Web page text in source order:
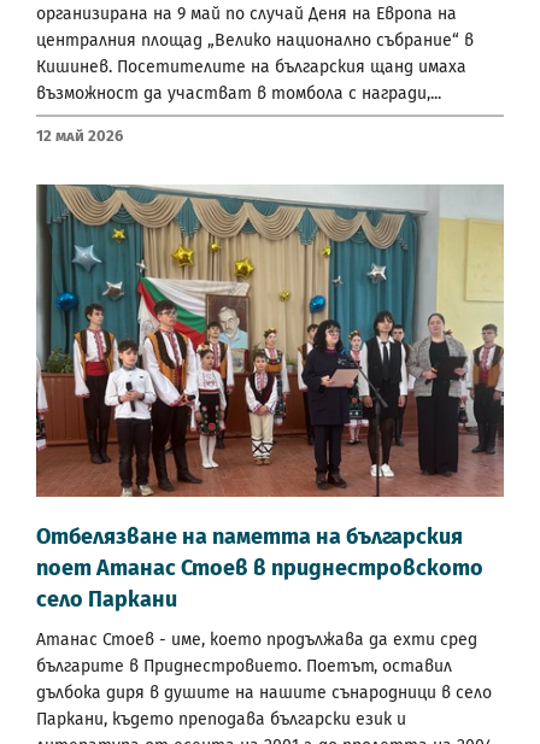
организирана на 9 май по случай Деня на Европа на
централния площад „Велико национално събрание“ в
Кишинев. Посетителите на българския щанд имаха
възможност да участват в томбола с награди,...
12 Май 2026
Отбелязване на паметта на българския
поет Атанас Стоев в приднестровското
село Паркани
Атанас Стоев - име, което продължава да ехти сред
българите в Приднестровието. Поетът, оставил
дълбока диря в душите на нашите сънародници в село
Паркани, където преподава български език и